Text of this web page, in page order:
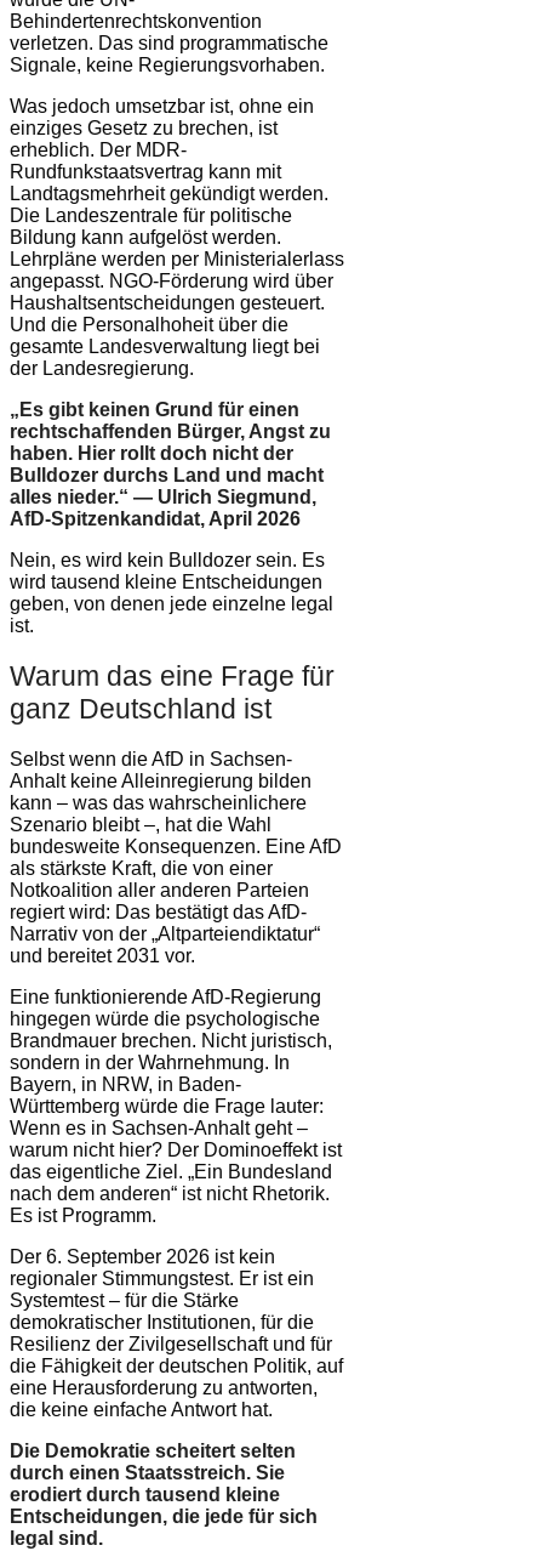
Behindertenrechtskonvention
verletzen. Das sind programmatische
Signale, keine Regierungsvorhaben.
Was jedoch umsetzbar ist, ohne ein
einziges Gesetz zu brechen, ist
erheblich. Der MDR-
Rundfunkstaatsvertrag kann mit
Landtagsmehrheit gekündigt werden.
Die Landeszentrale für politische
Bildung kann aufgelöst werden.
Lehrpläne werden per Ministerialerlass
angepasst. NGO-Förderung wird über
Haushaltsentscheidungen gesteuert.
Und die Personalhoheit über die
gesamte Landesverwaltung liegt bei
der Landesregierung.
„Es gibt keinen Grund für einen
rechtschaffenden Bürger, Angst zu
haben. Hier rollt doch nicht der
Bulldozer durchs Land und macht
alles nieder.“ — Ulrich Siegmund,
AfD-Spitzenkandidat, April 2026
Nein, es wird kein Bulldozer sein. Es
wird tausend kleine Entscheidungen
geben, von denen jede einzelne legal
ist.
Warum das eine Frage für
ganz Deutschland ist
Selbst wenn die AfD in Sachsen-
Anhalt keine Alleinregierung bilden
kann – was das wahrscheinlichere
Szenario bleibt –, hat die Wahl
bundesweite Konsequenzen. Eine AfD
als stärkste Kraft, die von einer
Notkoalition aller anderen Parteien
regiert wird: Das bestätigt das AfD-
Narrativ von der „Altparteiendiktatur“
und bereitet 2031 vor.
Eine funktionierende AfD-Regierung
hingegen würde die psychologische
Brandmauer brechen. Nicht juristisch,
sondern in der Wahrnehmung. In
Bayern, in NRW, in Baden-
Württemberg würde die Frage lauter:
Wenn es in Sachsen-Anhalt geht –
warum nicht hier? Der Dominoeffekt ist
das eigentliche Ziel. „Ein Bundesland
nach dem anderen“ ist nicht Rhetorik.
Es ist Programm.
Der 6. September 2026 ist kein
regionaler Stimmungstest. Er ist ein
Systemtest – für die Stärke
demokratischer Institutionen, für die
Resilienz der Zivilgesellschaft und für
die Fähigkeit der deutschen Politik, auf
eine Herausforderung zu antworten,
die keine einfache Antwort hat.
Die Demokratie scheitert selten
durch einen Staatsstreich. Sie
erodiert durch tausend kleine
Entscheidungen, die jede für sich
legal sind.